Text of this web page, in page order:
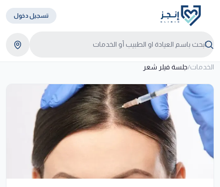
تسجيل دخول
الخدمات/جلسة فيلر شعر